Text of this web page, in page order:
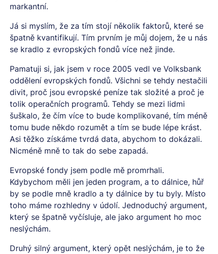
markantní.
Já si myslím, že za tím stojí několik faktorů, které se
špatně kvantifikují. Tím prvním je můj dojem, že u nás
se kradlo z evropských fondů více než jinde.
Pamatuji si, jak jsem v roce 2005 vedl ve Volksbank
oddělení evropských fondů. Všichni se tehdy nestačili
divit, proč jsou evropské peníze tak složité a proč je
tolik operačních programů. Tehdy se mezi lidmi
šuškalo, že čím více to bude komplikované, tím méně
tomu bude někdo rozumět a tím se bude lépe krást.
Asi těžko získáme tvrdá data, abychom to dokázali.
Nicméně mně to tak do sebe zapadá.
Evropské fondy jsem podle mě promrhali.
Kdybychom měli jen jeden program, a to dálnice, hůř
by se podle mně kradlo a ty dálnice by tu byly. Místo
toho máme rozhledny v údolí. Jednoduchý argument,
který se špatně vyčísluje, ale jako argument ho moc
neslýchám.
Druhý silný argument, který opět neslýchám, je to že